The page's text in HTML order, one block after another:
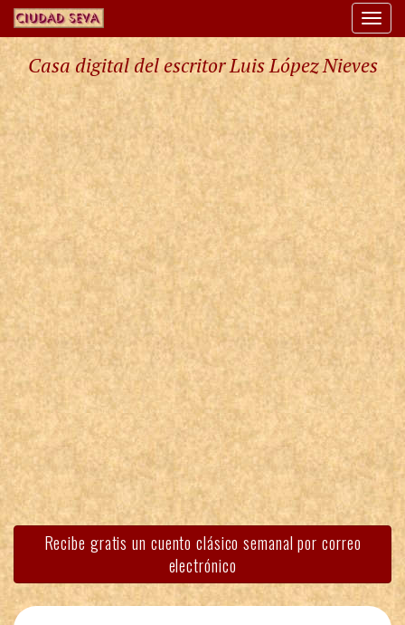
Casa digital del escritor Luis López Nieves
Recibe gratis un cuento clásico semanal por correo
electrónico